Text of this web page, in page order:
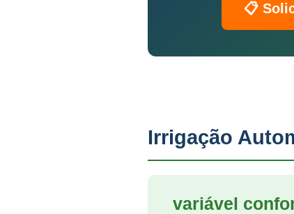
📋
Irrigação
variável